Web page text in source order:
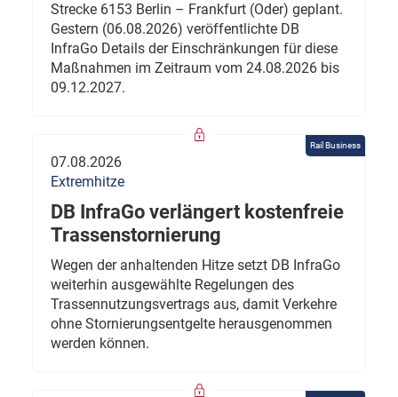
Strecke 6153 Berlin – Frankfurt (Oder) geplant.
Gestern (06.08.2026) veröffentlichte DB
InfraGo Details der Einschränkungen für diese
Maßnahmen im Zeitraum vom 24.08.2026 bis
09.12.2027.
Rail Business
07.08.2026
Extremhitze
DB InfraGo verlängert kostenfreie
Trassenstornierung
Wegen der anhaltenden Hitze setzt DB InfraGo
weiterhin ausgewählte Regelungen des
Trassennutzungsvertrags aus, damit Verkehre
ohne Stornierungsentgelte herausgenommen
werden können.